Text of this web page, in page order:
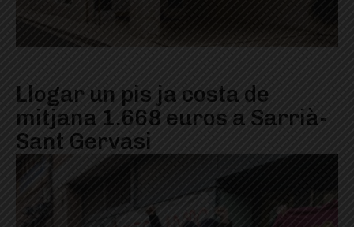
Llogar un pis ja costa de
mitjana 1.668 euros a Sarrià-
Sant Gervasi